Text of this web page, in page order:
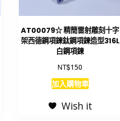
AT00079☆ 精簡雷射雕刻十字
架西德鋼項鍊鈦鋼項鍊造型316L
白鋼項鍊
NT$150
加入購物車
Wish it
320